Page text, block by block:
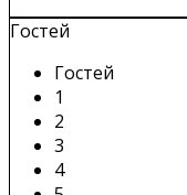
Гостей
Гостей
1
2
3
4